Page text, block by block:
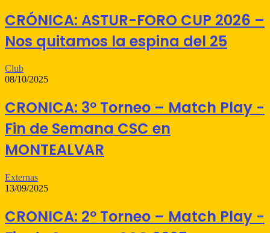
CRÓNICA: ASTUR-FORO CUP 2026 –
Nos quitamos la espina del 25
Club
08/10/2025
CRONICA: 3º Torneo – Match Play -
Fin de Semana CSC en
MONTEALVAR
Externas
13/09/2025
CRONICA: 2º Torneo – Match Play -